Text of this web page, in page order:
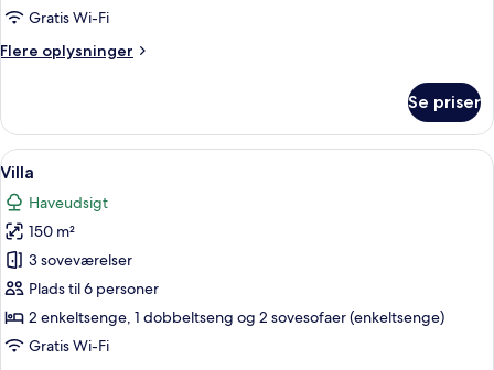
Gratis Wi-Fi
Flere oplysninger
Flere
Family
Room
Se priser
Indlæs
alle
billeder
af
Villa
Et moderne hotelværelse med en
6
Villa
Haveudsigt
150 m²
3 soveværelser
Plads til 6 personer
2 enkeltsenge, 1 dobbeltseng og 2 sovesofaer (enkeltsenge)
Gratis Wi-Fi